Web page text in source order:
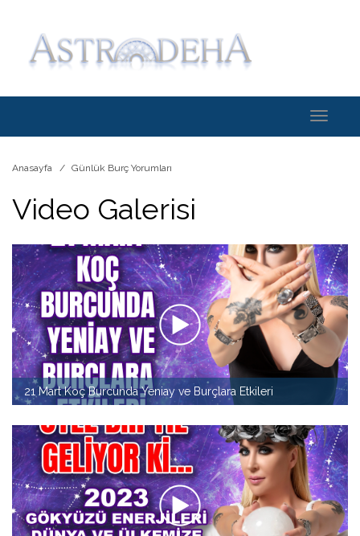
Toggle
Anasayfa Günlük Burç Yorumları
Video Galerisi
21 Mart Koç Burcunda Yeniay ve Burçlara Etkileri